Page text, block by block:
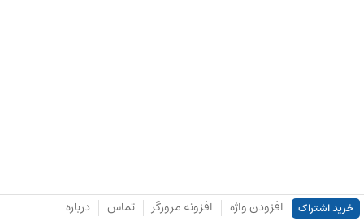
خرید اشتراک افزودن واژه افزونه مرورگر تماس درباره